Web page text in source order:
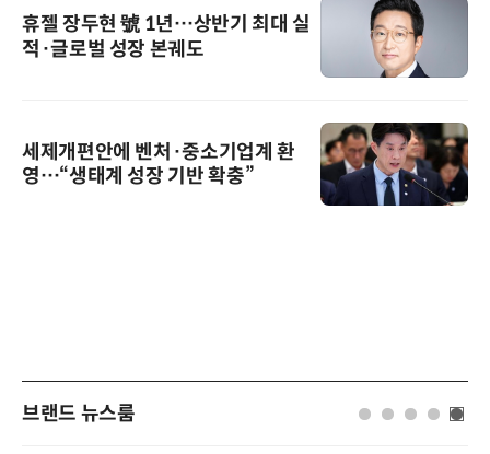
휴젤 장두현 號 1년…상반기 최대 실
적·글로벌 성장 본궤도
세제개편안에 벤처·중소기업계 환
영…“생태계 성장 기반 확충”
브랜드 뉴스룸